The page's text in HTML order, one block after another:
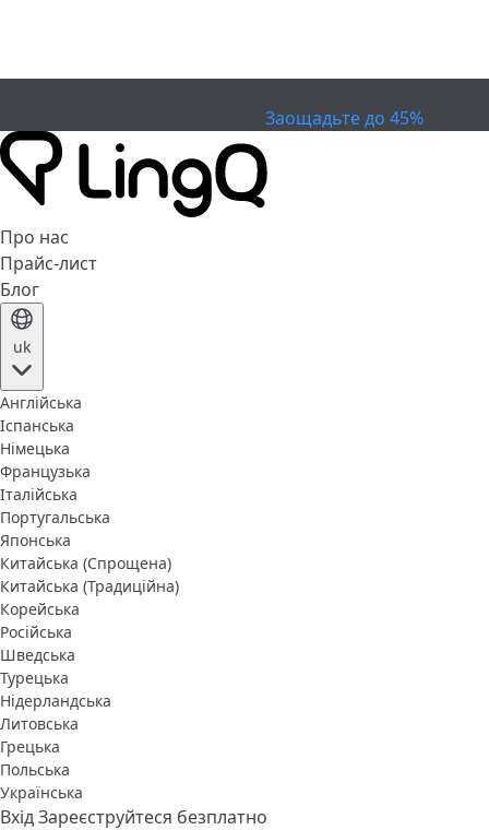
Заощадьте до 45%
Про нас
Прайс-лист
Блог
uk
Англійська
Іспанська
Німецька
Французька
Італійська
Португальська
Японська
Китайська (Спрощена)
Китайська (Традиційна)
Корейська
Російська
Шведська
Турецька
Нідерландська
Литовська
Грецька
Польська
Українська
ВхідЗареєструйтеся безплатно